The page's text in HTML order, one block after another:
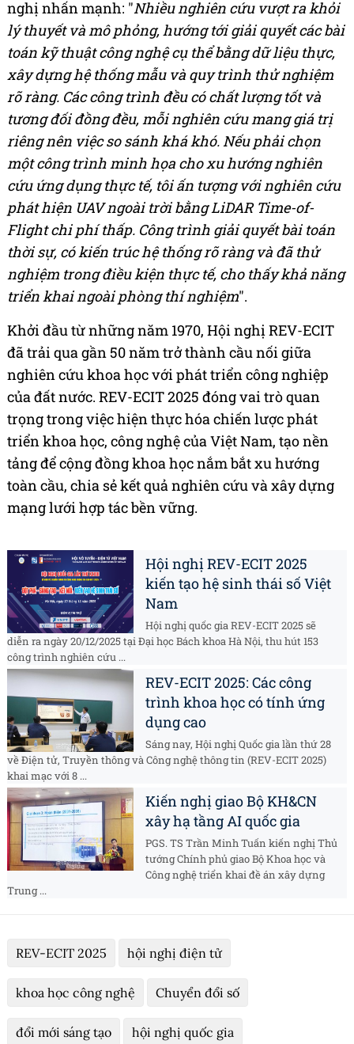
nghị nhấn mạnh: "Nhiều nghiên cứu vượt ra khỏi
lý thuyết và mô phỏng, hướng tới giải quyết các bài
toán kỹ thuật công nghệ cụ thể bằng dữ liệu thực,
xây dựng hệ thống mẫu và quy trình thử nghiệm
rõ ràng. Các công trình đều có chất lượng tốt và
tương đối đồng đều, mỗi nghiên cứu mang giá trị
riêng nên việc so sánh khá khó. Nếu phải chọn
một công trình minh họa cho xu hướng nghiên
cứu ứng dụng thực tế, tôi ấn tượng với nghiên cứu
phát hiện UAV ngoài trời bằng LiDAR Time-of-
Flight chi phí thấp. Công trình giải quyết bài toán
thời sự, có kiến trúc hệ thống rõ ràng và đã thử
nghiệm trong điều kiện thực tế, cho thấy khả năng
triển khai ngoài phòng thí nghiệm".
Khởi đầu từ những năm 1970, Hội nghị REV-ECIT
đã trải qua gần 50 năm trở thành cầu nối giữa
nghiên cứu khoa học với phát triển công nghiệp
của đất nước. REV-ECIT 2025 đóng vai trò quan
trọng trong việc hiện thực hóa chiến lược phát
triển khoa học, công nghệ của Việt Nam, tạo nền
tảng để cộng đồng khoa học nắm bắt xu hướng
toàn cầu, chia sẻ kết quả nghiên cứu và xây dựng
mạng lưới hợp tác bền vững.
Hội nghị REV-ECIT 2025
kiến tạo hệ sinh thái số Việt
Nam
Hội nghị quốc gia REV-ECIT 2025 sẽ
diễn ra ngày 20/12/2025 tại Đại học Bách khoa Hà Nội, thu hút 153
công trình nghiên cứu ...
REV-ECIT 2025: Các công
trình khoa học có tính ứng
dụng cao
Sáng nay, Hội nghị Quốc gia lần thứ 28
về Điện tử, Truyền thông và Công nghệ thông tin (REV-ECIT 2025)
khai mạc với 8 ...
Kiến nghị giao Bộ KH&CN
xây hạ tầng AI quốc gia
PGS. TS Trần Minh Tuấn kiến nghị Thủ
tướng Chính phủ giao Bộ Khoa học và
Công nghệ triển khai đề án xây dựng
Trung ...
REV-ECIT 2025 hội nghị điện tử
khoa học công nghệ Chuyển đổi số
đổi mới sáng tạo hội nghị quốc gia